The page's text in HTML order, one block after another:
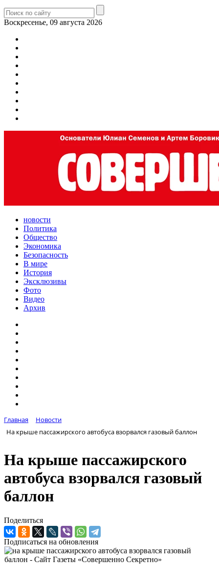
Воскресенье, 09 августа 2026
новости
Политика
Общество
Экономика
Безопасность
В мире
История
Эксклюзивы
Фото
Видео
Архив
Главная
Новости
На крыше пассажирского автобуса взорвался газовый баллон
На крыше пассажирского
автобуса взорвался газовый
баллон
Поделиться
Подписаться на обновления